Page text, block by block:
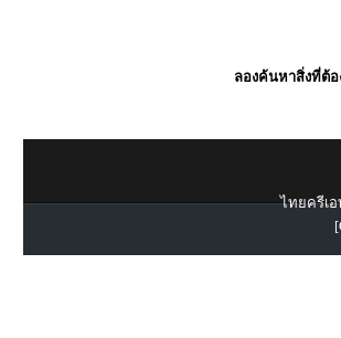
ลองค้นหาสิ่งที่ต้อ
ไทยครีเอ
[